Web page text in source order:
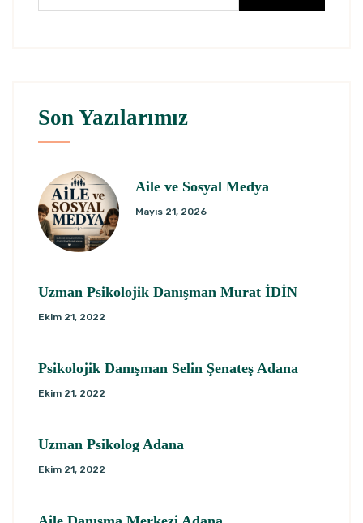
Son Yazılarımız
Aile ve Sosyal Medya
Mayıs 21, 2026
Uzman Psikolojik Danışman Murat İDİN
Ekim 21, 2022
Psikolojik Danışman Selin Şenateş Adana
Ekim 21, 2022
Uzman Psikolog Adana
Ekim 21, 2022